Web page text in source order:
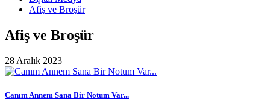
Afiş ve Broşür
Afiş ve Broşür
28 Aralık 2023
Canım Annem Sana Bir Notum Var...